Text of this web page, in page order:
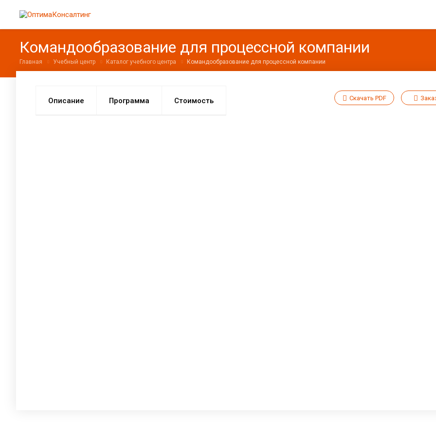
Командообразование для процессной компании
Главная Учебный центр Каталог учебного центра Командообразование для процессной компании
Описание Программа Стоимость Скачать PDF